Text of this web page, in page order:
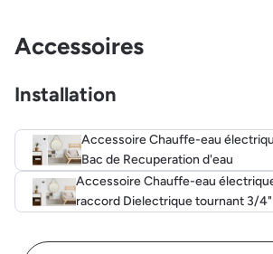
Accessoires
Installation
Accessoire Chauffe-eau
Bac de Recuperation d'eau
Accessoire Chauffe-eau
raccord Dielectrique tournant 3/4"